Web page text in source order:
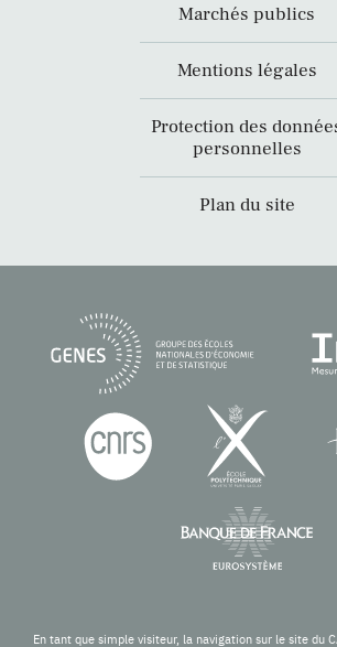
Marchés publics
Mentions légales
Protection des
personnelles
Plan du site
En tant que simple visiteur, la navigation sur le site du